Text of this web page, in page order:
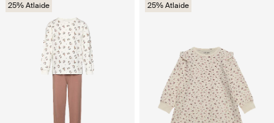
25% Atlaide 25% Atlaide